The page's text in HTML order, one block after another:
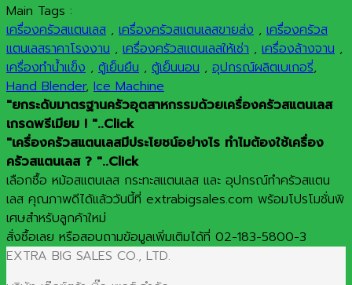
Main Tags :
เครื่องครัวสแตนเลส , เครื่องครัวสแตนเลสขายส่ง , เครื่องครัวส
แตนเลสราคาโรงงาน , เครื่องครัวสแตนเลสให้เช่า , เครื่องล้างจาน ,
เครื่องทำน้ำแข็ง , ตู้เย็นยืน , ตู้เย็นนอน , อุปกรณ์ผลิตเบเกอรี่,
Hand Blender, Ice Machine
"ยกระดับมาตรฐานครัวอุตสาหกรรมด้วยเครื่องครัวสแตนเลส
เกรดพรีเมียม ! "..Click
"เครื่องครัวสแตนเลสมีประโยชน์อย่างไร ทำไมต้องใช้เครื่อง
ครัวสแตนเลส ? "..Click
เลือกซื้อ หม้อสแตนเลส กระทะสแตนเลส และ อุปกรณ์ทำครัวสแตน
เลส คุณภาพดีได้แล้ววันนี้ที่ extrabigsales.com พร้อมโปรโมชั่นพิ
เศษสำหรับลูกค้าใหม่
สั่งซื้อเลย หรือสอบถามข้อมูลเพิ่มเติมได้ที่ 02-183-5800-3
EXTRA BIG SALES CO., LTD.